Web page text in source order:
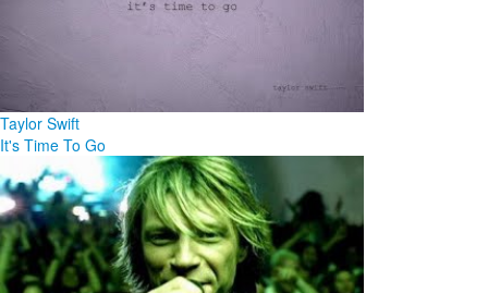
Taylor Swift
It's Time To Go